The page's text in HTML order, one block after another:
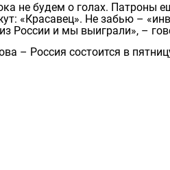
не будем о голах. Патроны
«Красавец». Не забью –
России и мы выиграли», –
– Россия состоится в